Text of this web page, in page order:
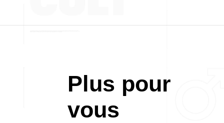
Plus pour
vous